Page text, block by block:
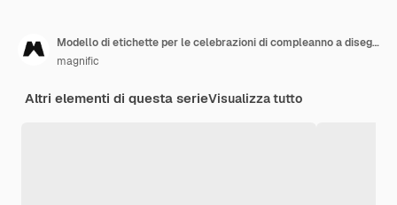
Modello di etichette per le celebrazioni di compleanno a disegno piatto
magnific
Altri elementi di questa serieVisualizza tutto